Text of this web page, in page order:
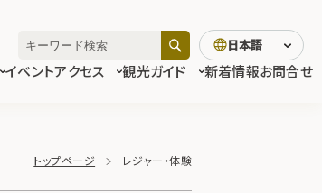
イベントアクセス 観光ガイド 新着情報お問合せ
日本語
トップページ レジャー・体験